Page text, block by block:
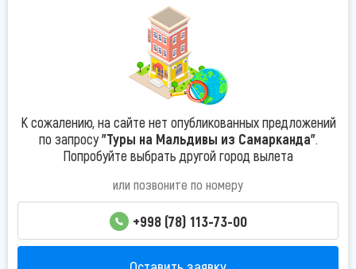
К сожалению, на сайте нет опубликованных предложений
по запросу"Туры на Мальдивы из Самарканда".
Попробуйте выбрать другой город вылета
или позвоните по номеру
+998 (78) 113-73-00